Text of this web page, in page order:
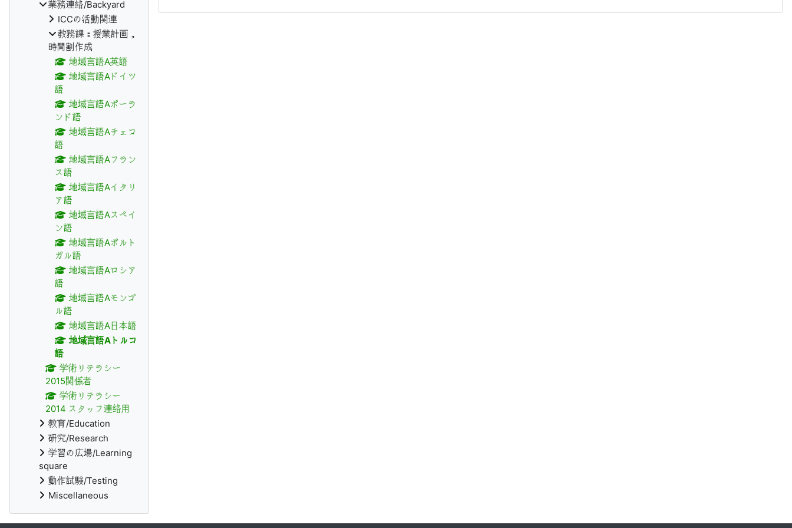
業務連絡/Backyard
ICCの活動関連
教務課：授業計画，
時間割作成
地域言語A英語
地域言語Aドイツ
語
地域言語Aポーラ
ンド語
地域言語Aチェコ
語
地域言語Aフラン
ス語
地域言語Aイタリ
ア語
地域言語Aスペイ
ン語
地域言語Aポルト
ガル語
地域言語Aロシア
語
地域言語Aモンゴ
ル語
地域言語A日本語
地域言語Aトルコ
語
学術リテラシー
2015関係者
学術リテラシー
2014 スタッフ連絡用
教育/Education
研究/Research
学習の広場/Learning
square
動作試験/Testing
Miscellaneous